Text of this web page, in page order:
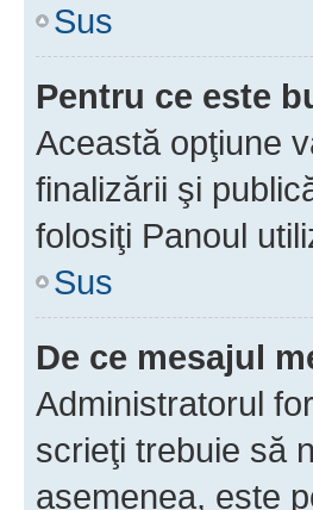
Sus
Pentru ce este
Această opţiune
finalizării şi
folosiţi Panoul
Sus
De ce mesajul
Administratorul
scrieţi trebuie să
asemenea, este